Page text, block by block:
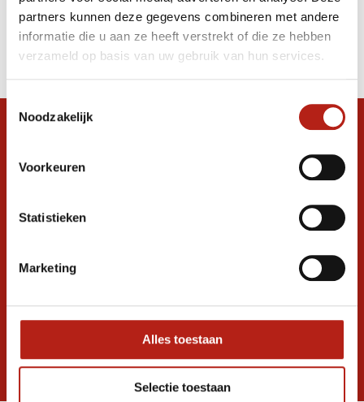
partners kunnen deze gegevens combineren met andere
informatie die u aan ze heeft verstrekt of die ze hebben
verzameld op basis van uw gebruik van hun services.
Toestemmingsselectie
Noodzakelijk
Voorkeuren
Statistieken
Marketing
Alles toestaan
Selectie toestaan
Producten
Filter
Stel je vraag in de chat, en we helpen je
graag verder. 24/7
Volg ons
promoties
* Lees hier de wettelijke beperkingen